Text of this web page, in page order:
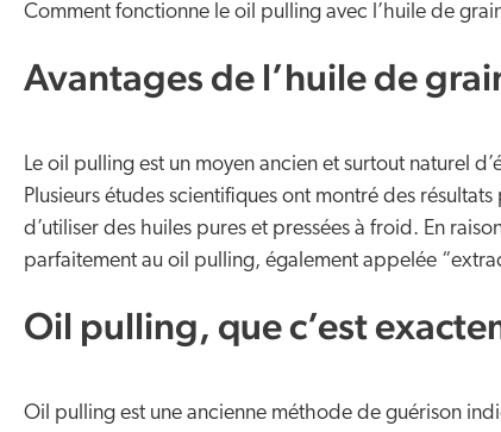
Comment fonctionne le oil pulling avec l’huile de
Avantages de l’huile de
Le oil pulling est un moyen ancien et surtout naturel
Plusieurs études scientifiques ont montré des
d’utiliser des huiles pures et pressées à froid. En
parfaitement au oil pulling, également appelée
Oil pulling, que c’est
Oil pulling est une ancienne méthode de guérison